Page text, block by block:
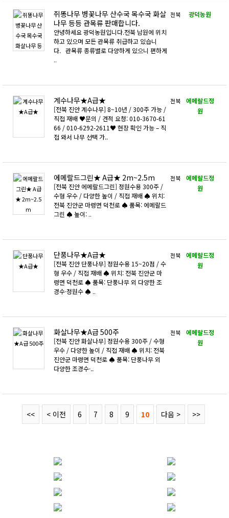
쥐똥나무 병꽃나무 산수국 목수국 화살
나무 등등 관목류 판매합니다.
안녕하세요 광덕농원입니다.전북 남원에 위치
하고 있으며 모든 관목류 취급하고 있습니
다. 관목류 종류별로 다양하게 있으니 편하게
..
전북 광덕농원
계수나무★A급★
[전북 진안 계수나무] 8~10년 / 300주 가능 /
직접 재배 ♥문의 / 견적 요청: 010-3670-61
66 / 010-6292-2611♥ 현장 확인 가능 – 직
접 와서 나무 선택 가..
전북
에메랄드정
원
에메랄드그린★ A급★ 2m~2.5m
​[전북 진안 에메랄드그린] 정원수용 300주 /
수형 우수 / 다양한 높이 / 직접 재배 ♠ 위치:
전북 진안군 마령면 덕천로 ♠ 품목: 에메랄드
그린 ♠ 높이: ..
전북
에메랄드정
원
단풍나무★A급★
​[전북 진안 단풍나무] 정원수용 15~20점 / 수
형 우수 / 직접 재배 ♠ 위치: 전북 진안군 마
령면 덕천로 ♠ 품목: 단풍나무 외 다양한 조
경수·정원수 ♠ ..
전북
에메랄드정
원
화살나무★A급 500주
​[전북 진안 화살나무] 정원수용 300주 / 수형
우수 / 다양한 높이 / 직접 재배 ♠ 위치: 전북
진안군 마령면 덕천로 ♠ 품목: 단풍나무 외
다양한 조경수·..
전북
에메랄드정
원
<< < 이전 6 7 8 9 10 다음 > >>